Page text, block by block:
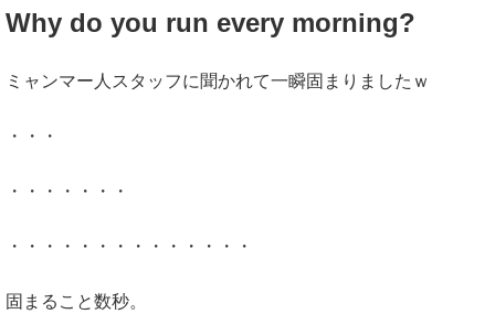
Why do you run every morning?
ミャンマー人スタッフに聞かれて一瞬固まりましたｗ
・・・
・・・・・・・
・・・・・・・・・・・・・・
固まること数秒。